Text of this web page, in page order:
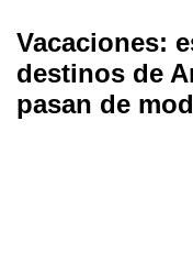
Vacaciones:
destinos de
pasan de